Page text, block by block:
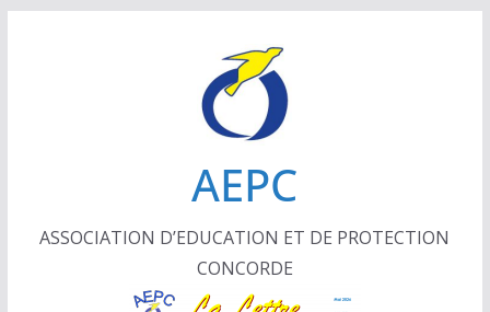
AEPC
ASSOCIATION D’EDUCATION ET DE PROTECTION
CONCORDE